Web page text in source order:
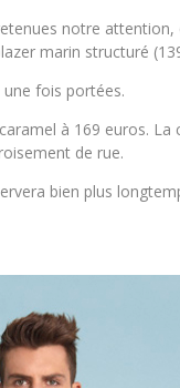
notre
marin structuré
une fois portées.
à 169 euros.
de rue.
bien plus